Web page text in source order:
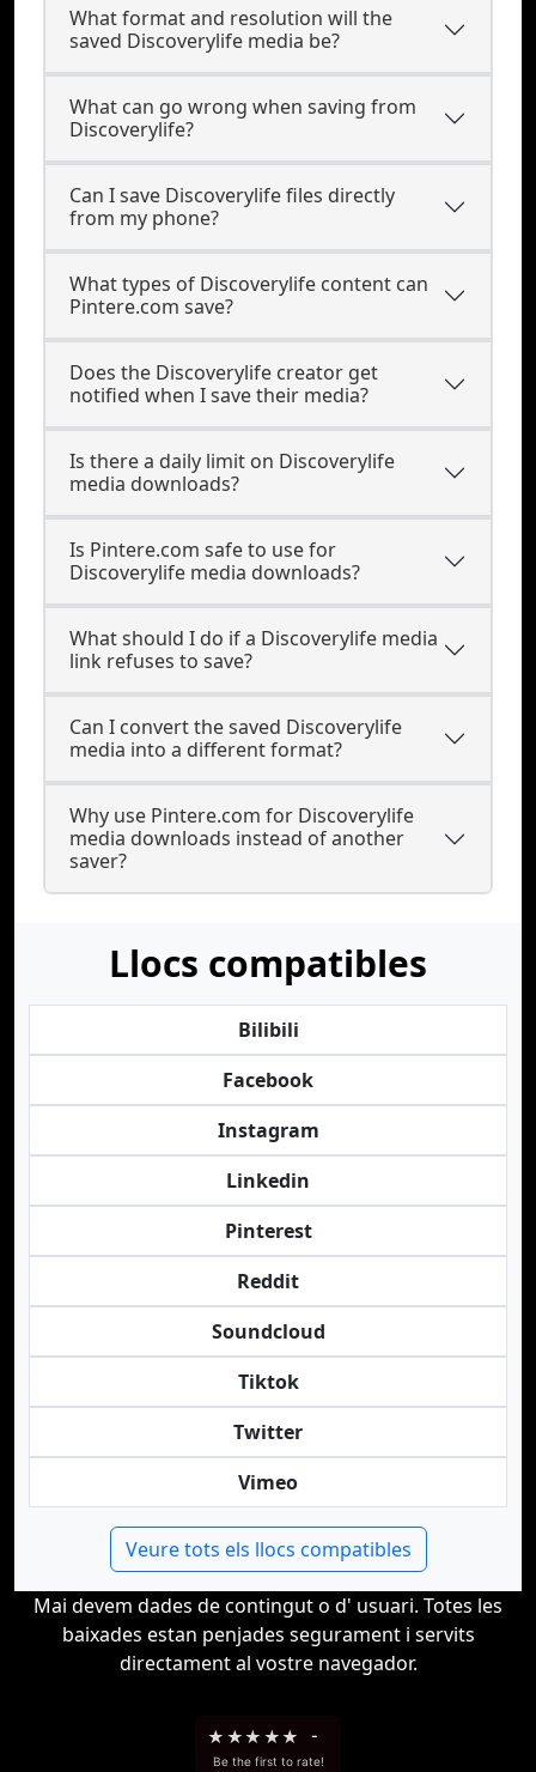
What format and resolution will the
saved Discoverylife media be?
What can go wrong when saving from
Discoverylife?
Can I save Discoverylife files directly
from my phone?
What types of Discoverylife content can
Pintere.com save?
Does the Discoverylife creator get
notified when I save their media?
Is there a daily limit on Discoverylife
media downloads?
Is Pintere.com safe to use for
Discoverylife media downloads?
What should I do if a Discoverylife media
link refuses to save?
Can I convert the saved Discoverylife
media into a different format?
Why use Pintere.com for Discoverylife
media downloads instead of another
saver?
Llocs compatibles
Bilibili
Facebook
Instagram
Linkedin
Pinterest
Reddit
Soundcloud
Tiktok
Twitter
Vimeo
Veure tots els llocs compatibles
Mai devem dades de contingut o d' usuari. Totes les
baixades estan penjades segurament i servits
directament al vostre navegador.
★ ★★ ★★ -
Be the first to rate!